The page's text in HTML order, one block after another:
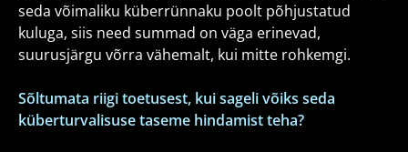
seda võimaliku küberrünnaku poolt põhjustatud
kuluga, siis need summad on väga erinevad,
suurusjärgu võrra vähemalt, kui mitte rohkemgi.
Sõltumata riigi toetusest, kui sageli võiks seda
küberturvalisuse taseme hindamist teha?